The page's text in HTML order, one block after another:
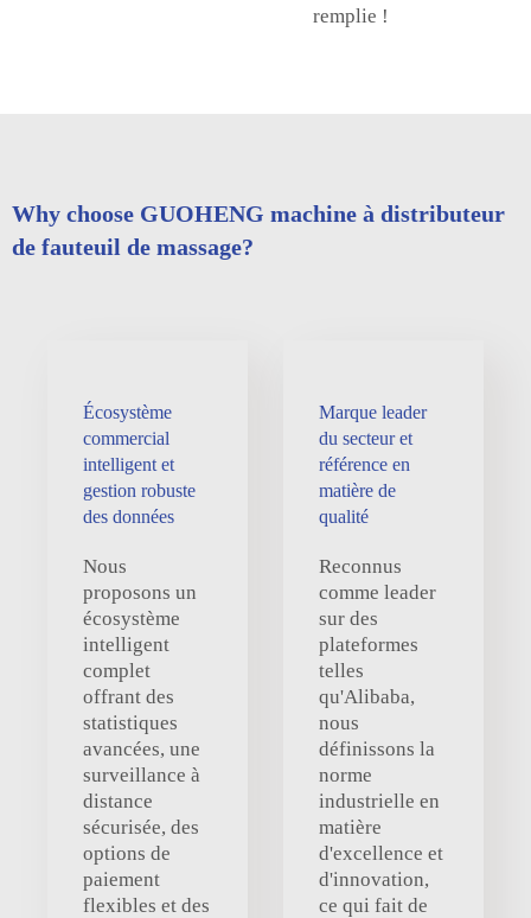
remplie !
Why choose GUOHENG machine à distributeur
de fauteuil de massage?
Écosystème
commercial
intelligent et
gestion robuste
des données
Nous
proposons un
écosystème
intelligent
complet
offrant des
statistiques
avancées, une
surveillance à
distance
sécurisée, des
options de
paiement
flexibles et des
Marque leader
du secteur et
référence en
matière de
qualité
Reconnus
comme leader
sur des
plateformes
telles
qu'Alibaba,
nous
définissons la
norme
industrielle en
matière
d'excellence et
d'innovation,
ce qui fait de